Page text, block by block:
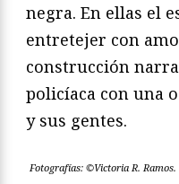
negra. En ellas el
entretejer con
construcción
policíaca con una
y sus gentes.
Fotografías: ©Victoria R. Ramos.